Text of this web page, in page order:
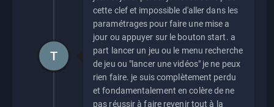
cette clef et impossible d'aller dans les
paramétrages pour faire une mise a
jour ou appuyer sur le bouton start. a
part lancer un jeu ou le menu recherche
de jeu ou "lancer une vidéos" je ne peux
rien faire. je suis complètement perdu
et fondamentalement en colère de ne
pas réussir à faire revenir tout à la
T